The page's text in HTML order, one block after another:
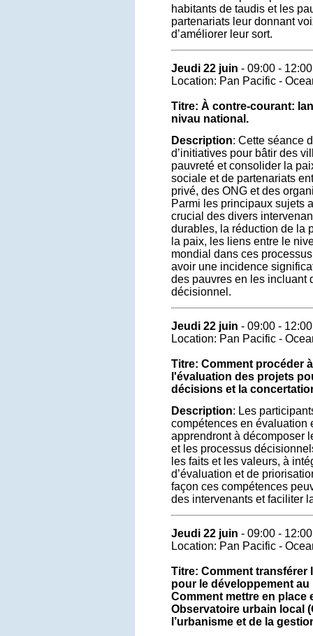
habitants de taudis et les
partenariats leur donnant
d’améliorer leur sort.
Jeudi 22 juin - 09:00 - 12:00
Location: Pan Pacific -
Titre: À contre-courant:
nivau national.
Description: Cette séance
d’initiatives pour bâtir des
pauvreté et consolider la
sociale et de partenariats
privé, des ONG et des
Parmi les principaux sujets
crucial des divers
durables, la réduction de la
la paix, les liens entre le
mondial dans ces
avoir une incidence
des pauvres en les incluant
décisionnel.
Jeudi 22 juin - 09:00 - 12:00
Location: Pan Pacific -
Titre: Comment procéder
l'évaluation des projets
décisions et la
Description: Les
compétences en évaluation
apprendront à décomposer
et les processus
les faits et les valeurs, à
d’évaluation et de
façon ces compétences
des intervenants et faciliter
Jeudi 22 juin - 09:00 - 12:00
Location: Pan Pacific -
Titre: Comment transférer
pour le développement
Comment mettre en place
Observatoire urbain local
l’urbanisme et de la